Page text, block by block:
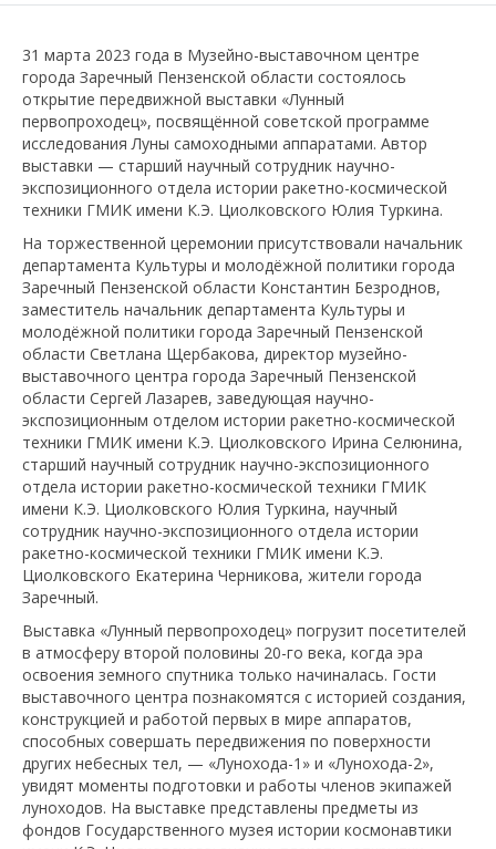
31 марта 2023 года в Музейно-выставочном центре
города Заречный Пензенской области состоялось
открытие передвижной выставки «Лунный
первопроходец», посвящённой советской программе
исследования Луны самоходными аппаратами. Автор
выставки — старший научный сотрудник научно-
экспозиционного отдела истории ракетно-космической
техники ГМИК имени К.Э. Циолковского Юлия Туркина.
На торжественной церемонии присутствовали начальник
департамента Культуры и молодёжной политики города
Заречный Пензенской области Константин Безроднов,
заместитель начальник департамента Культуры и
молодёжной политики города Заречный Пензенской
области Светлана Щербакова, директор музейно-
выставочного центра города Заречный Пензенской
области Сергей Лазарев, заведующая научно-
экспозиционным отделом истории ракетно-космической
техники ГМИК имени К.Э. Циолковского Ирина Селюнина,
старший научный сотрудник научно-экспозиционного
отдела истории ракетно-космической техники ГМИК
имени К.Э. Циолковского Юлия Туркина, научный
сотрудник научно-экспозиционного отдела истории
ракетно-космической техники ГМИК имени К.Э.
Циолковского Екатерина Черникова, жители города
Заречный.
Выставка «Лунный первопроходец» погрузит посетителей
в атмосферу второй половины 20-го века, когда эра
освоения земного спутника только начиналась. Гости
выставочного центра познакомятся с историей создания,
конструкцией и работой первых в мире аппаратов,
способных совершать передвижения по поверхности
других небесных тел, — «Лунохода-1» и «Лунохода-2»,
увидят моменты подготовки и работы членов экипажей
луноходов. На выставке представлены предметы из
фондов Государственного музея истории космонавтики